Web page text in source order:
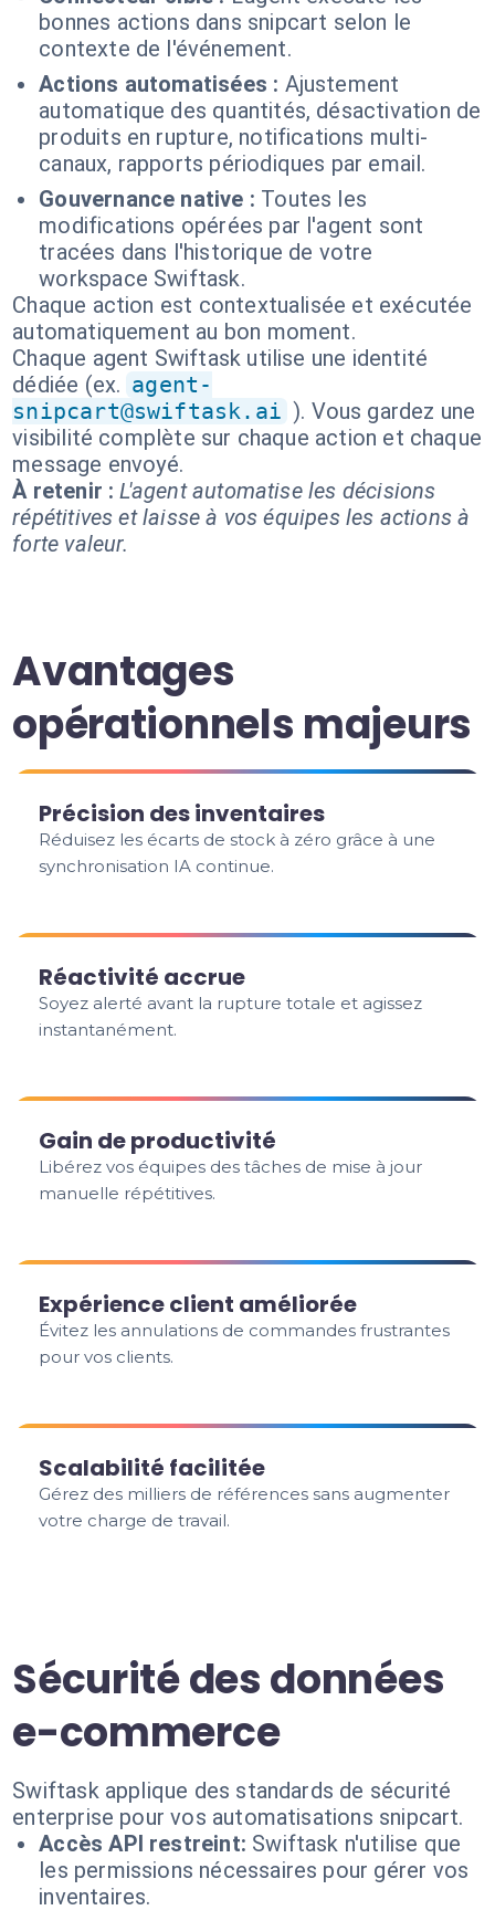
bonnes actions dans snipcart selon le
contexte de l'événement.
Actions automatisées : Ajustement
automatique des quantités, désactivation de
produits en rupture, notifications multi-
canaux, rapports périodiques par email.
Gouvernance native : Toutes les
modifications opérées par l'agent sont
tracées dans l'historique de votre
workspace Swiftask.
Chaque action est contextualisée et exécutée
automatiquement au bon moment.
Chaque agent Swiftask utilise une identité
dédiée (ex. agent-
snipcart@swiftask.ai ). Vous gardez une
visibilité complète sur chaque action et chaque
message envoyé.
À retenir : L'agent automatise les décisions
répétitives et laisse à vos équipes les actions à
forte valeur.
Avantages
opérationnels majeurs
Précision des inventaires
Réduisez les écarts de stock à zéro grâce à une
synchronisation IA continue.
Réactivité accrue
Soyez alerté avant la rupture totale et agissez
instantanément.
Gain de productivité
Libérez vos équipes des tâches de mise à jour
manuelle répétitives.
Expérience client améliorée
Évitez les annulations de commandes frustrantes
pour vos clients.
Scalabilité facilitée
Gérez des milliers de références sans augmenter
votre charge de travail.
Sécurité des données
e-commerce
Swiftask applique des standards de sécurité
enterprise pour vos automatisations snipcart.
Accès API restreint: Swiftask n'utilise que
les permissions nécessaires pour gérer vos
inventaires.